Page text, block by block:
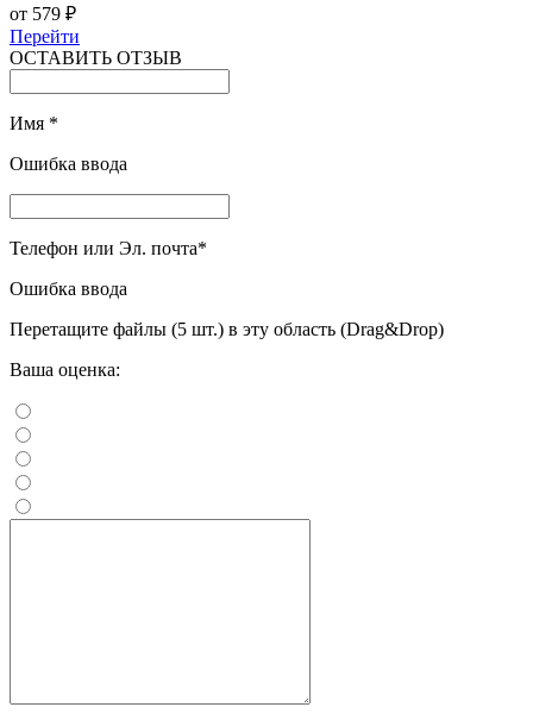
от 579 ₽
Перейти
ОСТАВИТЬ ОТЗЫВ
Имя *
Ошибка ввода
Телефон или Эл. почта*
Ошибка ввода
Перетащите файлы (5 шт.) в эту область (Drag&Drop)
Ваша оценка: